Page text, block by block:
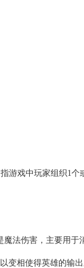
游戏中玩家组织1
法伤害，主要用于
变相使得英雄的输